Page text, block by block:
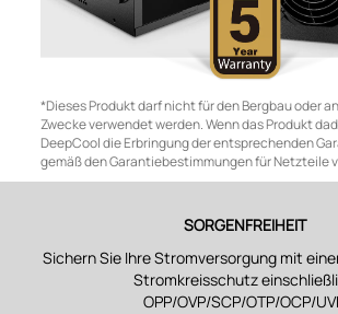
*Dieses Produkt darf nicht für den Bergbau oder
Zwecke verwendet werden. Wenn das Produkt
DeepCool die Erbringung der entsprechenden
gemäß den Garantiebestimmungen für Netzteile
SORGENFREIHEIT
Sichern Sie Ihre Stromversorgung mit
Stromkreisschutz
OPP/OVP/SCP/OTP/OCP/